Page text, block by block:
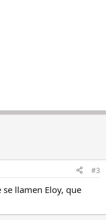
#3
llamen Eloy, que